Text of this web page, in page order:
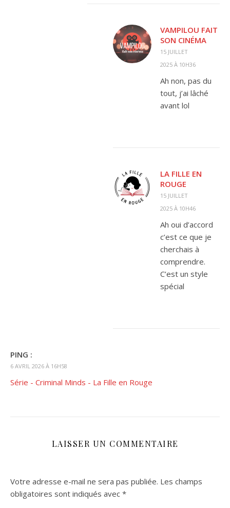
VAMPILOU FAIT
SON CINÉMA
15 JUILLET
2025 À 10H36
Ah non, pas du
tout, j’ai lâché
avant lol
LA FILLE EN
ROUGE
15 JUILLET
2025 À 10H46
Ah oui d’accord
c’est ce que je
cherchais à
comprendre.
C’est un style
spécial
PING :
6 AVRIL 2026 À 16H58
Série - Criminal Minds - La Fille en Rouge
LAISSER UN COMMENTAIRE
Votre adresse e-mail ne sera pas publiée. Les champs
obligatoires sont indiqués avec *